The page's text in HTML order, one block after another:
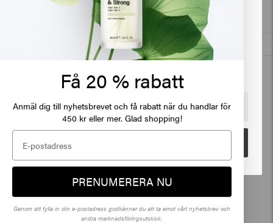
Köp
Based on 107 reviews
Jag har aldrig fått det
New content loaded
Det verkar som att du är iUnited
States of America
Klicka på Gå eller välj din plats nedan
🇺🇸 United States of America 🛒
Få 20 % rabatt
Anmäl dig till nyhetsbrevet och få rabatt när du handlar för
450 kr eller mer. Glad shopping!
PRENUMERERA NU
Genom att fylla in din e-postadress godkänner du att ta emot vårt nyhetsbrev och
andra marknadsföringsutskick.